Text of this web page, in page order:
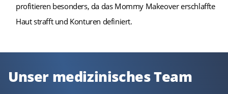
profitieren besonders, da das Mommy Makeover erschlaffte
Haut strafft und Konturen definiert.
Unser medizinisches Team